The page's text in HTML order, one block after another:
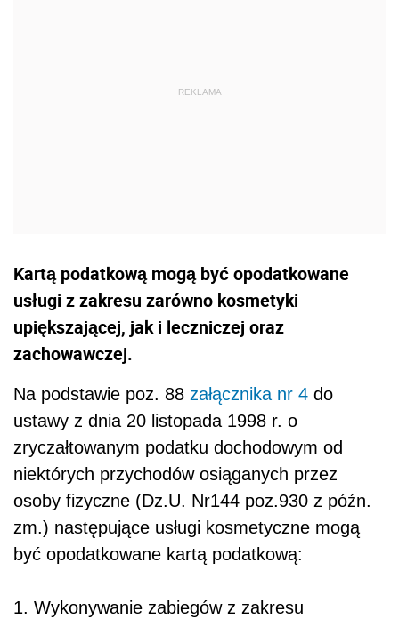
Kartą podatkową mogą być opodatkowane
usługi z zakresu zarówno kosmetyki
upiększającej, jak i leczniczej oraz
zachowawczej.
Na podstawie poz. 88 załącznika nr 4 do
ustawy z dnia 20 listopada 1998 r. o
zryczałtowanym podatku dochodowym od
niektórych przychodów osiąganych przez
osoby fizyczne (Dz.U. Nr144 poz.930 z późn.
zm.) następujące usługi kosmetyczne mogą
być opodatkowane kartą podatkową:
1. Wykonywanie zabiegów z zakresu